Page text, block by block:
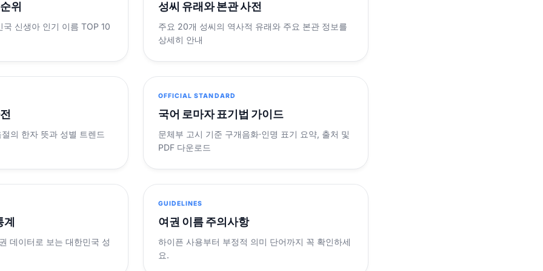
위
신생아 인기 이름 TOP 10
성씨 유래와 본관 사전
주요 20개 성씨의 역사적 유래와 주요 본관 정보를
상세히 안내
의 한자 뜻과 성별 트렌드
OFFICIAL STANDARD
국어 로마자 표기법 가이드
문체부 고시 기준 구개음화·인명 표기 요약, 출처 및
PDF 다운로드
계
데이터로 보는 대한민국 성
GUIDELINES
여권 이름 주의사항
하이픈 사용부터 부정적 의미 단어까지 꼭 확인하세
요.